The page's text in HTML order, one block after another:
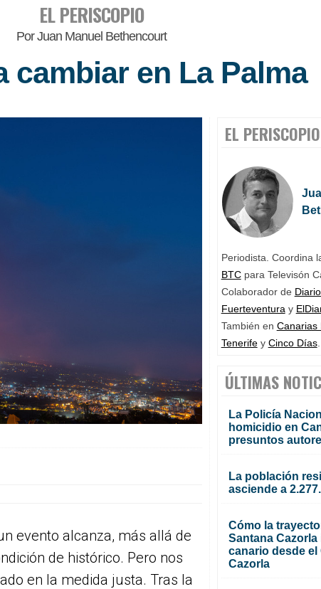
EL PERISCOPIO
Por Juan Manuel Bethencourt
cambiar en La Palma
evento alcanza, más allá de
de histórico. Pero nos
en la medida justa. Tras la
EL PERISCOPIO
Periodista. Coordina
BTCpara Televisón
Colaborador de
Fuerteventura y
También en Canarias
Tenerifey Cinco Días.
ÚLTIMAS
La Policía
homicidio en
presuntos
La población
asciende a
Cómo la
Santana
canario desde el
Cazorla